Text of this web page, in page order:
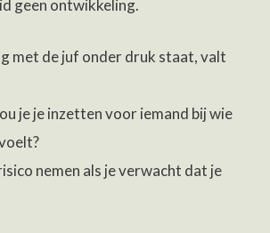
geen ontwikkeling.
met de juf onder druk staat, valt
je je inzetten voor iemand bij wie
nemen als je verwacht dat je